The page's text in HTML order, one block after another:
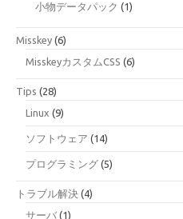
小物データパック (1)
Misskey (6)
MisskeyカスタムCSS (6)
Tips (28)
Linux (9)
ソフトウェア (14)
プログラミング (5)
トラブル解決 (4)
サーバ (1)